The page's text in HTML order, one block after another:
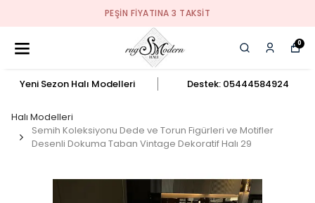
PEŞIN FIYATINA 3 TAKSIT
0
Yeni Sezon Halı Modelleri Destek: 05444584924
Halı Modelleri
Semih Koleksiyonu Dede ve Torun Figürleri ve Motifler
Desenli Dokuma Taban Vintage Dekoratif Halı 29